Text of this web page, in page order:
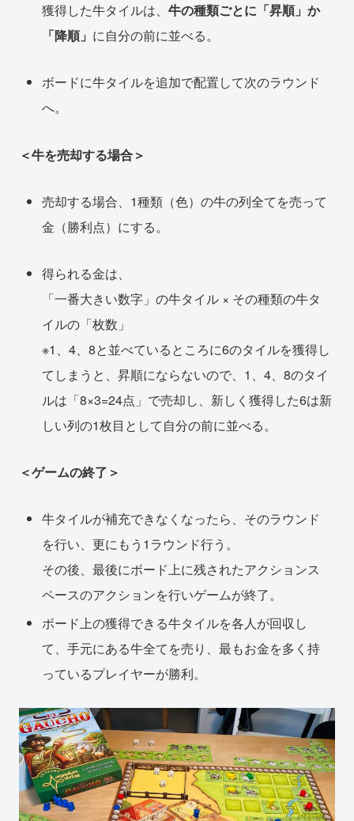
獲得した牛タイルは、牛の種類ごとに「昇順」か
「降順」 に自分の前に並べる。
ボードに牛タイルを追加で配置して次のラウンド
へ。
＜牛を売却する場合＞
売却する場合、1種類（色）の牛の列全てを売って
金（勝利点）にする。
得られる金は、
「一番大きい数字」の牛タイル × その種類の牛タ
イルの「枚数」
※1、4、8と並べているところに6のタイルを獲得し
てしまうと、昇順にならないので、1、4、8のタイ
ルは「8×3=24点」で売却し、新しく獲得した6は新
しい列の1枚目として自分の前に並べる。
＜ゲームの終了＞
牛タイルが補充できなくなったら、そのラウンド
を行い、更にもう1ラウンド行う。
その後、最後にボード上に残されたアクションス
ペースのアクションを行いゲームが終了。
ボード上の獲得できる牛タイルを各人が回収し
て、手元にある牛全てを売り、最もお金を多く持
っているプレイヤーが勝利。